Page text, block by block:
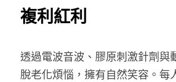
複利紅利
透過電波音波、膠原刺激針劑與
脫老化煩惱，擁有自然笑容。每